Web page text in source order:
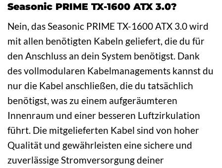
Seasonic PRIME TX-1600 ATX 3.0?
Nein, das Seasonic PRIME TX-1600 ATX 3.0 wird
mit allen benötigten Kabeln geliefert, die du für
den Anschluss an dein System benötigst. Dank
des vollmodularen Kabelmanagements kannst du
nur die Kabel anschließen, die du tatsächlich
benötigst, was zu einem aufgeräumteren
Innenraum und einer besseren Luftzirkulation
führt. Die mitgelieferten Kabel sind von hoher
Qualität und gewährleisten eine sichere und
zuverlässige Stromversorgung deiner